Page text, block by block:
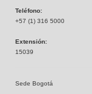
Teléfono:
+57 (1) 316 5000
Extensión:
15039
Sede Bogotá